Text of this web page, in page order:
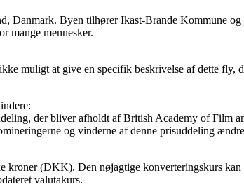
Danmark. Byen tilhører Ikast-Brande Kommune
mange mennesker.
muligt at give en specifik beskrivelse af dette
der bliver afholdt af British Academy of Film
og vinderne af denne prisuddeling
kroner (DKK). Den nøjagtige konverteringskurs
valutakurs.